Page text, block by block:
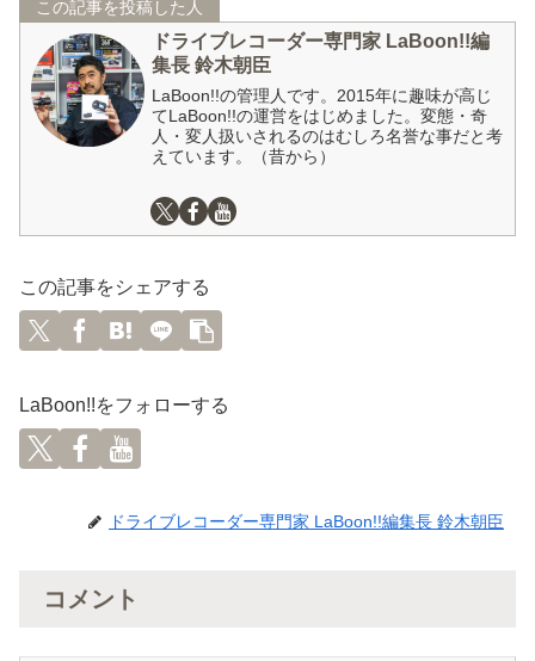
この記事を投稿した人
ドライブレコーダー専門家 LaBoon!!編
集長 鈴木朝臣
LaBoon!!の管理人です。2015年に趣味が高じ
てLaBoon!!の運営をはじめました。変態・奇
人・変人扱いされるのはむしろ名誉な事だと考
えています。（昔から）
この記事をシェアする
LaBoon!!をフォローする
ドライブレコーダー専門家 LaBoon!!編集長 鈴木朝臣
コメント